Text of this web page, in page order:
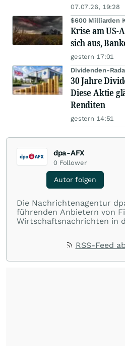
07.07.26, 19:28
$600 Milliarden
Krise am
sich aus,
gestern 17:01
Dividenden-
30 Jahre
Diese Aktie
Renditen
gestern 14:51
dpa-AFX
0 Follower
Autor folgen
Die Nachrichtenagentur
führenden Anbietern von
Wirtschaftsnachrichten in
englischer Sprache.
dpa-AFX unabhängig,
RSS-Feed